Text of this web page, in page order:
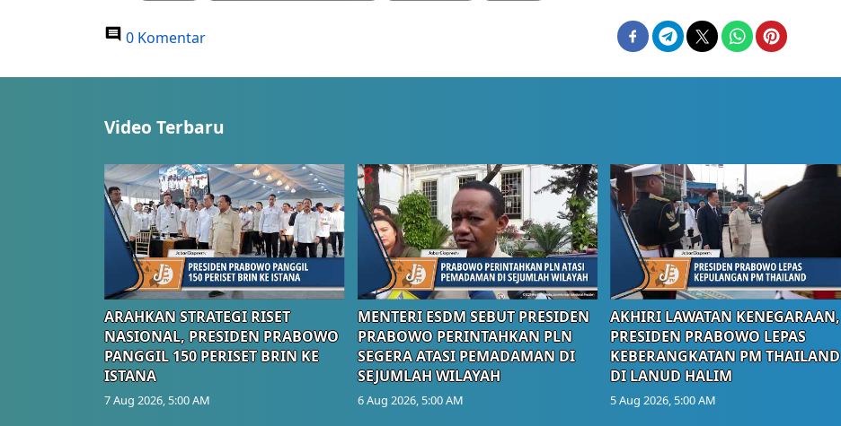
0 Komentar
Video Terbaru
ARAHKAN STRATEGI RISET
NASIONAL, PRESIDEN PRABOWO
PANGGIL 150 PERISET BRIN KE
ISTANA
7 Aug 2026, 5:00 AM
MENTERI ESDM SEBUT PRESIDEN
PRABOWO PERINTAHKAN PLN
SEGERA ATASI PEMADAMAN DI
SEJUMLAH WILAYAH
6 Aug 2026, 5:00 AM
AKHIRI LAWATAN KENEGARAAN,
PRESIDEN PRABOWO LEPAS
KEBERANGKATAN PM THAILAND
DI LANUD HALIM
5 Aug 2026, 5:00 AM